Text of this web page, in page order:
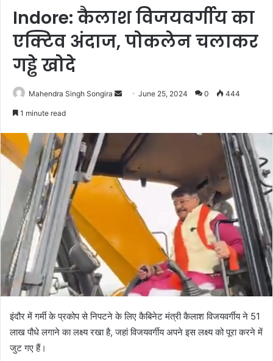
Indore: कैलाश विजयवर्गीय का
एक्टिव अंदाज, पोकलेन चलाकर
गड्ढे खोदे
Mahendra Singh Songira
Send June 25, 2024 0 444
1 minute read
इंदौर में गर्मी के प्रकोप से निपटने के लिए कैबिनेट मंत्री कैलाश विजयवर्गीय ने 51
लाख पौधे लगाने का लक्ष्य रखा है, जहां विजयवर्गीय अपने इस लक्ष्य को पूरा करने में
जुट गए हैं।